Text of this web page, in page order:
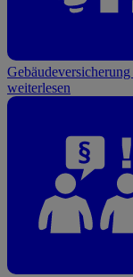
Gebäudeversicherung
weiterlesen